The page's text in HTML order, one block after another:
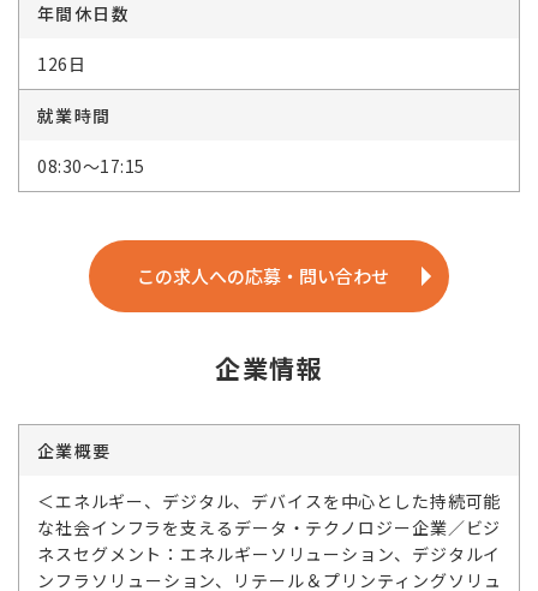
年間休日数
126日
就業時間
08:30～17:15
この求人への応募・問い合わせ
企業情報
企業概要
＜エネルギー、デジタル、デバイスを中心とした持続可能
な社会インフラを支えるデータ・テクノロジー企業／ビジ
ネスセグメント：エネルギーソリューション、デジタルイ
ンフラソリューション、リテール＆プリンティングソリュ